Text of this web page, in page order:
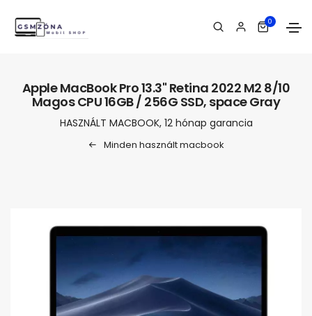
0
Apple MacBook Pro 13.3" Retina 2022 M2 8/10
Magos CPU 16GB / 256G SSD, space Gray
HASZNÁLT MACBOOK, 12 hónap garancia
Minden használt macbook